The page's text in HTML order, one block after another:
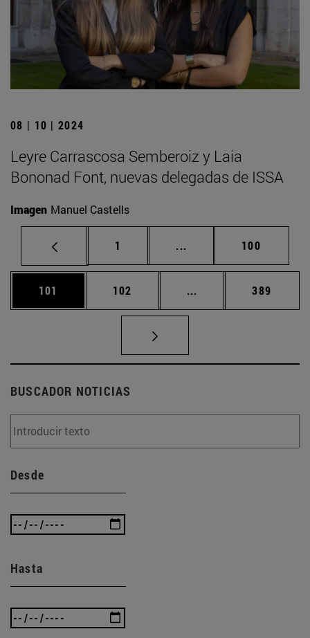
08 | 10 | 2024
Leyre Carrascosa Semberoiz y Laia
Bononad Font, nuevas delegadas de ISSA
Imagen Manuel Castells
Página
1 ... Páginas intermedias
Página
100
Página
101 Página
102 ... Páginas intermedias
Página
389
BUSCADOR NOTICIAS
Desde
Hasta